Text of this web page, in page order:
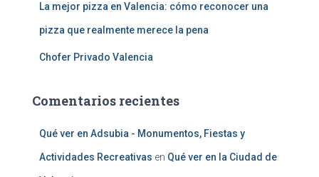
La mejor pizza en Valencia: cómo reconocer una
pizza que realmente merece la pena
Chofer Privado Valencia
Comentarios recientes
Qué ver en Adsubia - Monumentos, Fiestas y
Actividades Recreativas en Qué ver en la Ciudad de